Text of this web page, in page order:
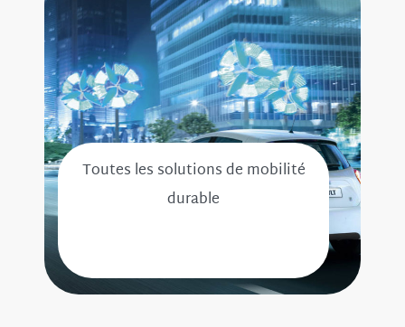
Toutes les solutions de mobilité
durable